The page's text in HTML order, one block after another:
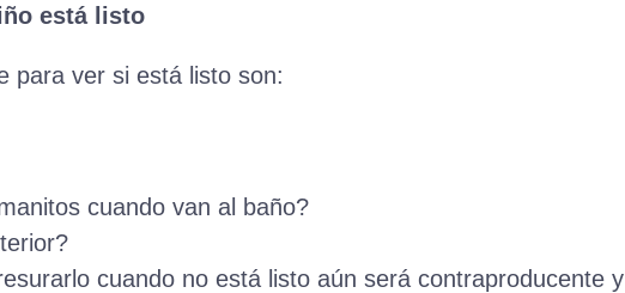
está listo
para ver si está listo son:
cuando van al baño?
cuando no está listo aún será contraproducente y